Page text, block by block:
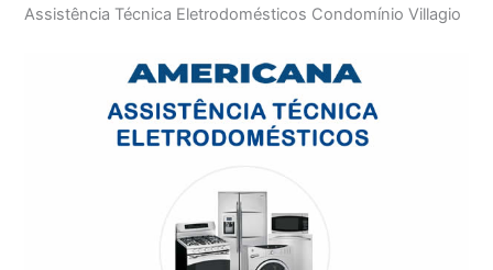
Assistência Técnica Eletrodomésticos Condomínio Villagio